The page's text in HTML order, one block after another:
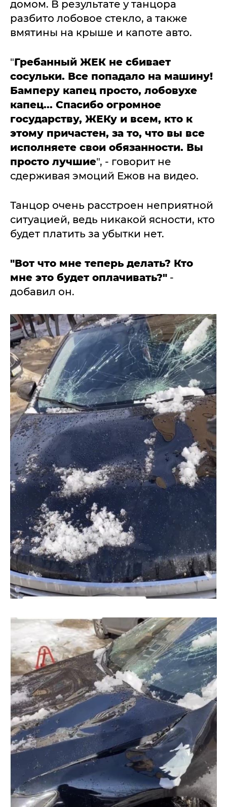
домом. В результате у танцора
разбито лобовое стекло, а также
вмятины на крыше и капоте авто.
"Гребанный ЖЕК не сбивает
сосульки. Все попадало на машину!
Бамперу капец просто, лобовухе
капец... Спасибо огромное
государству, ЖЕКу и всем, кто к
этому причастен, за то, что вы все
исполняете свои обязанности. Вы
просто лучшие", - говорит не
сдерживая эмоций Ежов на видео.
Танцор очень расстроен неприятной
ситуацией, ведь никакой ясности, кто
будет платить за убытки нет.
"Вот что мне теперь делать? Кто
мне это будет оплачивать?" -
добавил он.